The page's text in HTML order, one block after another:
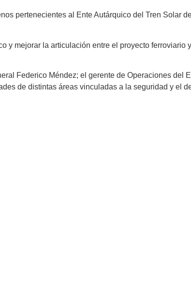
pertenecientes al Ente Autárquico del Tren Solar
y mejorar la articulación entre el proyecto ferroviario
Federico Méndez; el gerente de Operaciones del
de distintas áreas vinculadas a la seguridad y el